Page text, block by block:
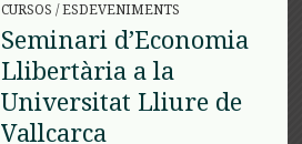
CURSOS /ESDEVENIMENTS
Seminari d’Economia
Llibertària a la
Universitat Lliure de
Vallcarca